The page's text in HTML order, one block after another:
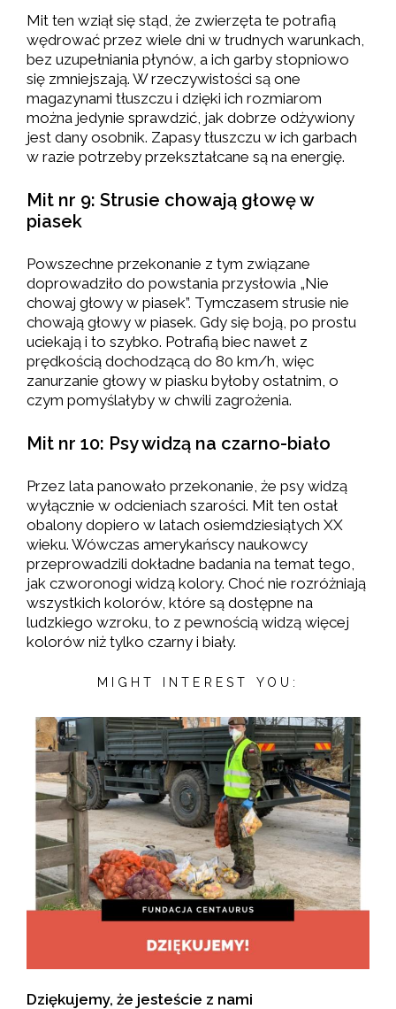
Mit ten wziął się stąd, że zwierzęta te potrafią
wędrować przez wiele dni w trudnych warunkach,
bez uzupełniania płynów, a ich garby stopniowo
się zmniejszają. W rzeczywistości są one
magazynami tłuszczu i dzięki ich rozmiarom
można jedynie sprawdzić, jak dobrze odżywiony
jest dany osobnik. Zapasy tłuszczu w ich garbach
w razie potrzeby przekształcane są na energię.
Mit nr 9: Strusie chowają głowę w
piasek
Powszechne przekonanie z tym związane
doprowadziło do powstania przysłowia „Nie
chowaj głowy w piasek”. Tymczasem strusie nie
chowają głowy w piasek. Gdy się boją, po prostu
uciekają i to szybko. Potrafią biec nawet z
prędkością dochodzącą do 80 km/h, więc
zanurzanie głowy w piasku byłoby ostatnim, o
czym pomyślałyby w chwili zagrożenia.
Mit nr 10: Psy widzą na czarno-biało
Przez lata panowało przekonanie, że psy widzą
wyłącznie w odcieniach szarości. Mit ten ostał
obalony dopiero w latach osiemdziesiątych XX
wieku. Wówczas amerykańscy naukowcy
przeprowadzili dokładne badania na temat tego,
jak czworonogi widzą kolory. Choć nie rozróżniają
wszystkich kolorów, które są dostępne na
ludzkiego wzroku, to z pewnością widzą więcej
kolorów niż tylko czarny i biały.
MIGHT INTEREST YOU:
Dziękujemy, że jesteście z nami